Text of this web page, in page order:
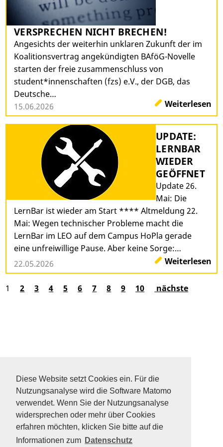
Diese Website setzt Cookies ein. Für die
Nutzungsanalyse wird die Software Matomo
verwendet. Wenn Sie der Nutzungsanalyse
widersprechen oder mehr über Cookies
erfahren möchten, klicken Sie bitte auf die
Informationen zum Datenschutz
VERSPRECHEN NICHT BRECHEN!
Angesichts der weiterhin unklaren Zukunft der im
Koalitionsvertrag angekündigten BAföG-Novelle
starten der freie zusammenschluss von
student*innenschaften (fzs) e.V., der DGB, das
Deutsche…
Weiterlesen
15.06.2026
UPDATE:
LERNBAR
WIEDER
GEÖFFNET
Update 26.
Mai: Die
LernBar ist wieder am Start **** Altmeldung 22.
Mai: Wegen technischer Probleme macht die
LernBar im LEO auf dem Campus HoPla gerade
eine unfreiwillige Pause. Aber keine Sorge:…
Weiterlesen
22.05.2026
1 2 3 4 5 6 7 8 9 10 nächste
SITEMAP
FAQ
KONTAKT
IMPRESSUM